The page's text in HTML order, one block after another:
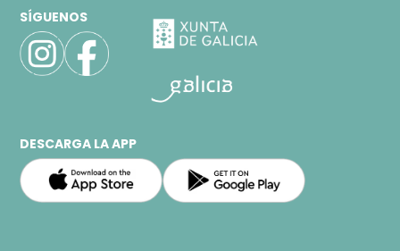
SÍGUENOS
DESCARGA LA APP